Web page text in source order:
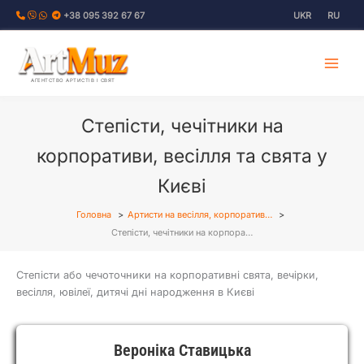
Перейти
+38 095 392 67 67 UKR RU
АГЕНТСТВО АРТИСТІВ І СВЯТ
Степісти, чечітники на
корпоративи, весілля та свята у
Києві
Головна
Артисти на весілля, корпоратив…
Степісти, чечітники на корпора…
Степісти або чечоточники на корпоративні свята, вечірки,
весілля, ювілеї, дитячі дні народження в Києві
Вероніка Ставицька